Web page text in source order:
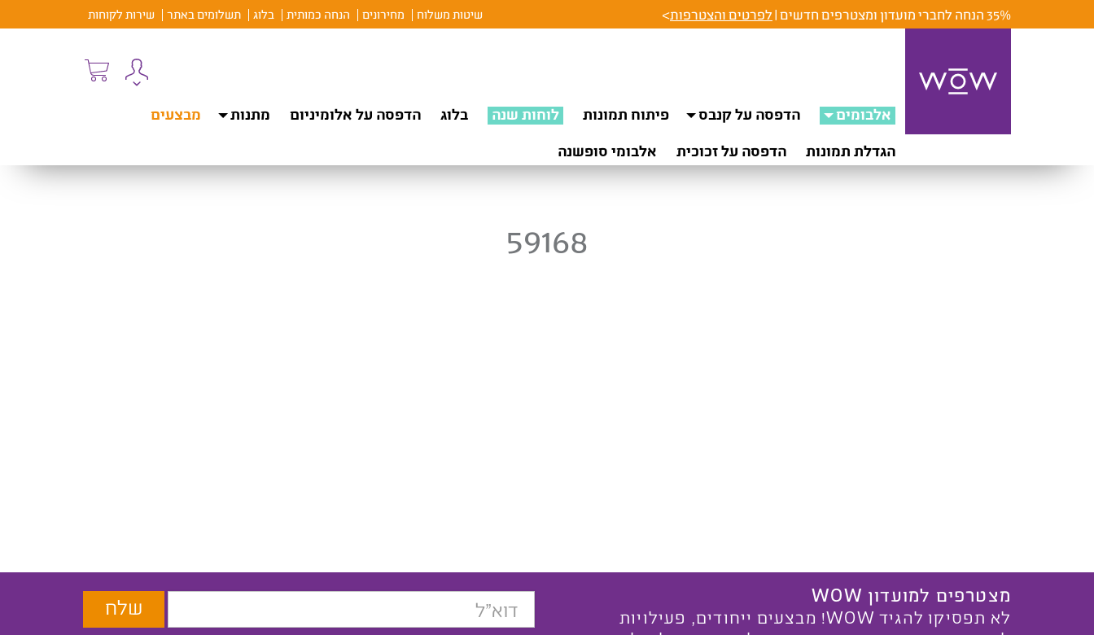
35% הנחה לחברי מועדון ומצטרפים חדשים | לפרטים והצטרפות> שיטות משלוח מחירונים הנחה כמותית בלוג תשלומים באתר שירות לקוחות
אלבומים הדפסה על קנבס פיתוח תמונות לוחות שנה בלוג הדפסה על אלומיניום מתנות
מבצעים
הגדלת תמונות
הדפסה על זכוכית אלבומי סופשנה
59168
מצטרפים למועדון WOW
לא תפסיקו להגיד WOW! מבצעים ייחודים, פעילויות